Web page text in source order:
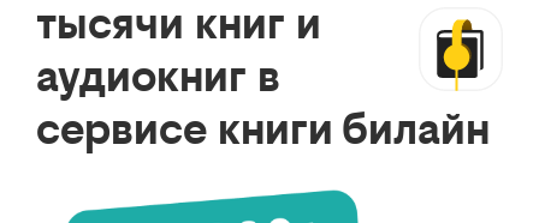
тысячи книг и
аудиокниг в
сервисе книги билайн